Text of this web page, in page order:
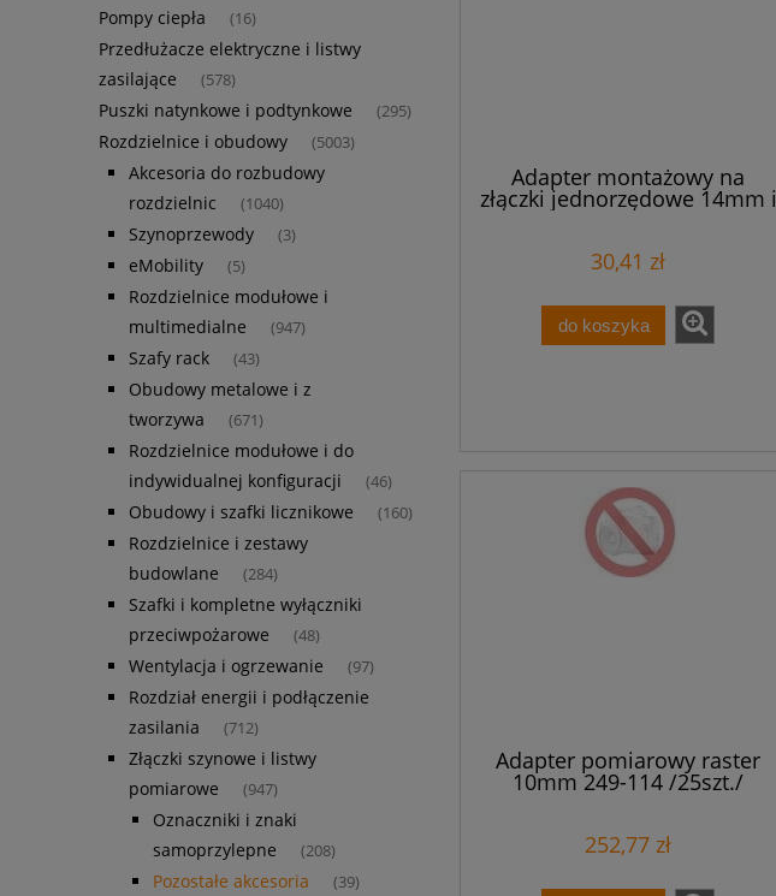
Pompy ciepła (16)
Przedłużacze elektryczne i listwy
zasilające
(578)
Puszki natynkowe i podtynkowe (295)
Rozdzielnice i obudowy (5003)
Akcesoria do rozbudowy
rozdzielnic
(1040)
Szynoprzewody (3)
eMobility (5)
Rozdzielnice modułowe i
multimedialne
(947)
Szafy rack (43)
Obudowy metalowe i z
tworzywa
(671)
Rozdzielnice modułowe i do
indywidualnej konfiguracji
(46)
Obudowy i szafki licznikowe (160)
Rozdzielnice i zestawy
budowlane
(284)
Szafki i kompletne wyłączniki
przeciwpożarowe
(48)
Wentylacja i ogrzewanie (97)
Rozdział energii i podłączenie
zasilania
(712)
Złączki szynowe i listwy
pomiarowe
(947)
Oznaczniki i znaki
samoprzylepne
(208)
Pozostałe akcesoria (39)
Adapter montażowy na
złączki jednorzędowe 14mm i
dwurzędowe 18,5mm
/10szt./
30,41 zł
do koszyka
Adapter pomiarowy raster
10mm 249-114 /25szt./
252,77 zł